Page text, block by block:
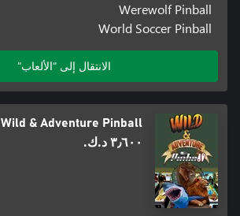
Werewolf Pinball
World Soccer Pinball
الانتقال إلى "الألعاب"
Wild & Adventure Pinball
٣٫٦٠٠ د.ك.‏